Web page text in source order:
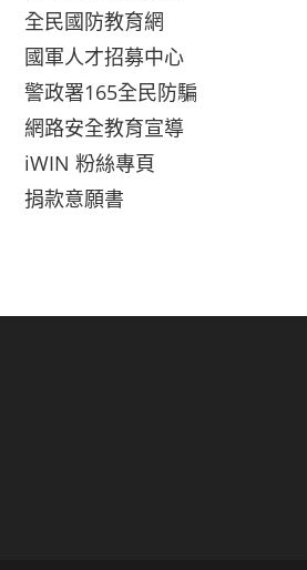
全民國防教育網
國軍人才招募中心
警政署165全民防騙
網路安全教育宣導
iWIN 粉絲專頁
捐款意願書